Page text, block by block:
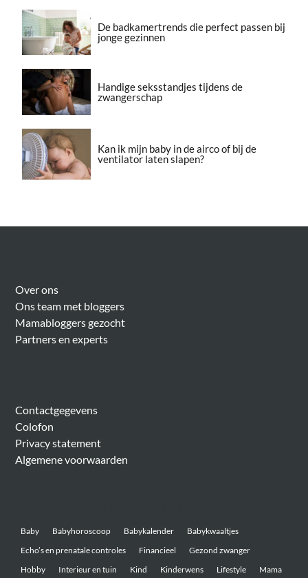
De badkamertrends die perfect passen bij
jonge gezinnen
Handige seksstandjes tijdens de
zwangerschap
Kan ik mijn baby in de airco of bij de
ventilator laten slapen?
Over ons
Ons team met bloggers
Mamabloggers gezocht
Partners en experts
Contactgegevens
Colofon
Privacy statement
Algemene voorwaarden
Baby Babyhoroscoop Babykalender
Babykwaaltjes
Echo’s en prenatale controles
Financieel
Gezond zwanger
Hobby
Interieur en tuin Kind Kinderwens Lifestyle Mama